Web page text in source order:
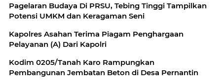
Pagelaran Budaya Di PRSU, Tebing Tinggi Tampilkan
Potensi UMKM dan Keragaman Seni
Kapolres Asahan Terima Piagam Penghargaan
Pelayanan (A) Dari Kapolri
Kodim 0205/Tanah Karo Rampungkan
Pembangunan Jembatan Beton di Desa Pernantin